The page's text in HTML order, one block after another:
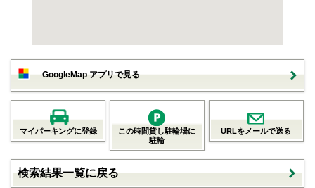
GoogleMap アプリで見る
マイパーキングに登録
この時間貸し駐輪場に
駐輪
URLをメールで送る
検索結果一覧に戻る